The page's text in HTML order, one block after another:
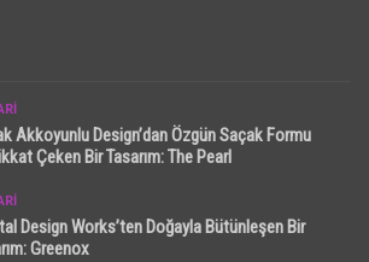
Akkoyunlu Design’dan Özgün Saçak Formu
Çeken Bir Tasarım: The Pearl
Design Works’ten Doğayla Bütünleşen Bir
Greenox